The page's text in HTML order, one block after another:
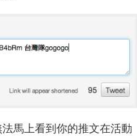
馬上看到你的推文在活動